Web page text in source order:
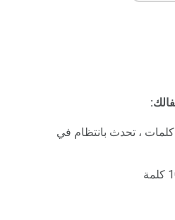
استخدم تركيبات من 4 إلى 5 كلمات ، تحدث بانتظام في